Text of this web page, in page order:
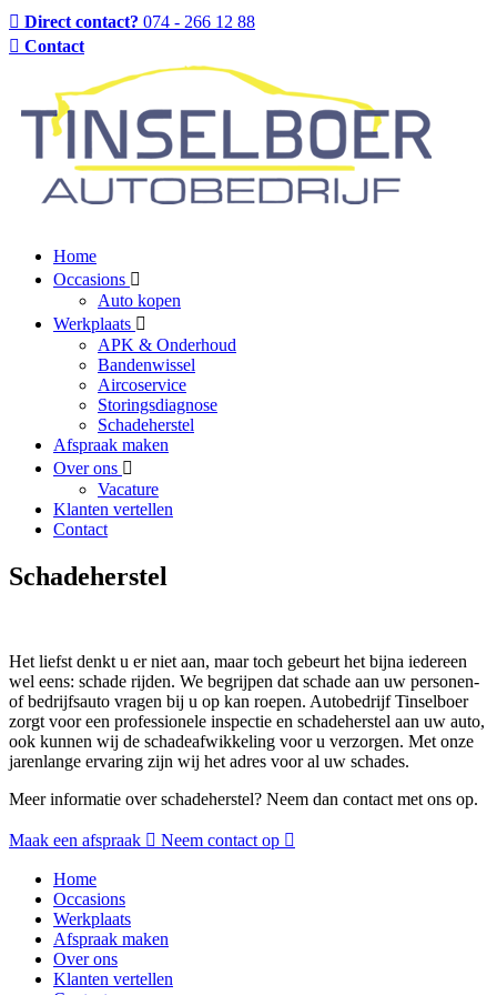
Direct contact? 074 - 266 12 88
Contact
Home
Occasions
Auto kopen
Werkplaats
APK & Onderhoud
Bandenwissel
Aircoservice
Storingsdiagnose
Schadeherstel
Afspraak maken
Over ons
Vacature
Klanten vertellen
Contact
Schadeherstel
Het liefst denkt u er niet aan, maar toch gebeurt het bijna iedereen
wel eens: schade rijden. We begrijpen dat schade aan uw personen-
of bedrijfsauto vragen bij u op kan roepen. Autobedrijf Tinselboer
zorgt voor een professionele inspectie en schadeherstel aan uw auto,
ook kunnen wij de schadeafwikkeling voor u verzorgen. Met onze
jarenlange ervaring zijn wij het adres voor al uw schades.
Meer informatie over schadeherstel? Neem dan contact met ons op.
Maak een afspraak Neem contact op
Home
Occasions
Werkplaats
Afspraak maken
Over ons
Klanten vertellen